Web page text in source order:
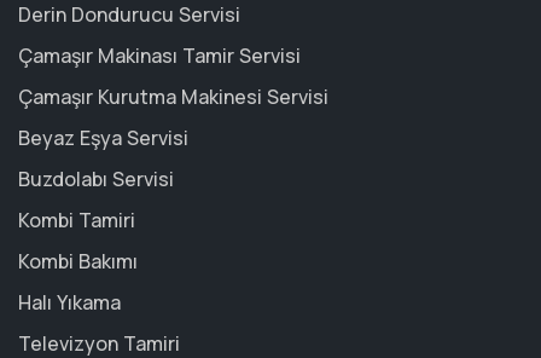
Derin Dondurucu Servisi
Çamaşır Makinası Tamir Servisi
Çamaşır Kurutma Makinesi Servisi
Beyaz Eşya Servisi
Buzdolabı Servisi
Kombi Tamiri
Kombi Bakımı
Halı Yıkama
Televizyon Tamiri